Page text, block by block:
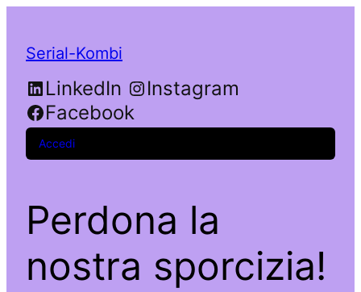
Serial-Kombi
LinkedIn
Instagram
Facebook
Accedi
Perdona la
nostra sporcizia!